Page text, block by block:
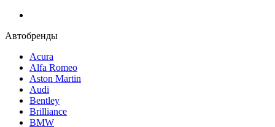
Автобренды
Acura
Alfa Romeo
Aston Martin
Audi
Bentley
Brilliance
BMW